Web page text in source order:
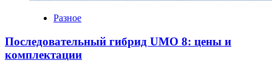
Разное
Последовательный гибрид UMO 8: цены и
комплектации